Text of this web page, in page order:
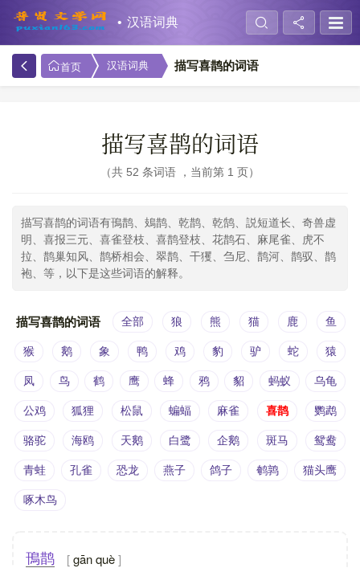
汉语词典
首页 汉语词典 描写喜鹊的词语
描写喜鹊的词语
共 52 条词语 ，当前第 1 页
描写喜鹊的词语有鳱鹊、鳷鹊、乾鹊、乾鹄、説短道长、奇兽虚
明、喜报三元、喜雀登枝、喜鹊登枝、花鹊石、麻尾雀、虎不
拉、鹊巢知风、鹊桥相会、翠鹊、干玃、刍尼、鹊河、鹊驭、鹊
袍、等，以下是这些词语的解释。
描写喜鹊的词语 全部 狼 熊 猫 鹿 鱼
猴 鹅 象 鸭 鸡 豹 驴 蛇 猿
凤 鸟 鹤 鹰 蜂 鸦 貂 蚂蚁 乌龟
公鸡 狐狸 松鼠 蝙蝠 麻雀 喜鹊 鹦鹉
骆驼 海鸥 天鹅 白鹭 企鹅 斑马 鸳鸯
青蛙 孔雀 恐龙 燕子 鸽子 鹌鹑 猫头鹰
啄木鸟
鳱鹊 gān què